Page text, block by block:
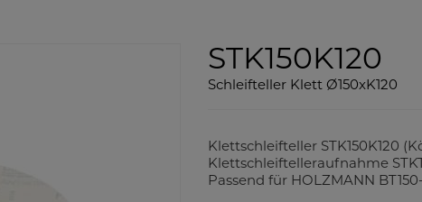
STK150K120
Schleifteller Klett Ø150xK120
Klettschleifteller STK150K120
Klettschleiftelleraufnahme
Passend für HOLZMANN